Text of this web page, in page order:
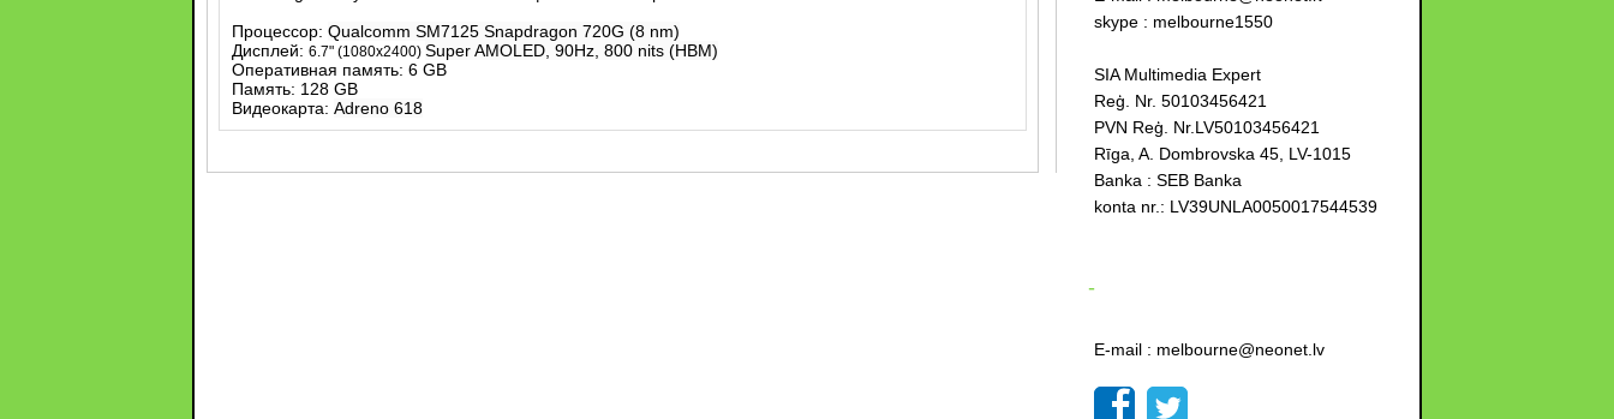
Процессор: Qualcomm SM7125 Snapdragon 720G (8 nm)
Дисплей: 6.7" (1080x2400) Super AMOLED, 90Hz, 800 nits (HBM)
Оперативная память: 6 GB
Память: 128 GB
Видеокарта: Adreno 618
skype : melbourne1550
SIA Multimedia Expert
Reģ. Nr. 50103456421
PVN Reģ. Nr.LV50103456421
Rīga, A. Dombrovska 45, LV-1015
Banka : SEB Banka
konta nr.: LV39UNLA0050017544539
-
E-mail : melbourne@neonet.lv